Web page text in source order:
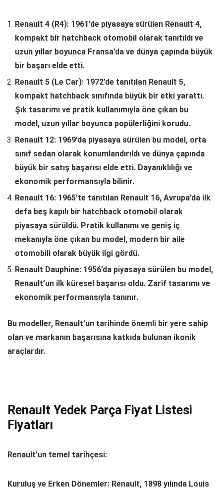
Renault 4 (R4): 1961’de piyasaya sürülen Renault 4,
kompakt bir hatchback otomobil olarak tanıtıldı ve
uzun yıllar boyunca Fransa’da ve dünya çapında büyük
bir başarı elde etti.
Renault 5 (Le Car): 1972’de tanıtılan Renault 5,
kompakt hatchback sınıfında büyük bir etki yarattı.
Şık tasarımı ve pratik kullanımıyla öne çıkan bu
model, uzun yıllar boyunca popülerliğini korudu.
Renault 12: 1969’da piyasaya sürülen bu model, orta
sınıf sedan olarak konumlandırıldı ve dünya çapında
büyük bir satış başarısı elde etti. Dayanıklılığı ve
ekonomik performansıyla bilinir.
Renault 16: 1965’te tanıtılan Renault 16, Avrupa’da ilk
defa beş kapılı bir hatchback otomobil olarak
piyasaya sürüldü. Pratik kullanımı ve geniş iç
mekanıyla öne çıkan bu model, modern bir aile
otomobili olarak büyük ilgi gördü.
Renault Dauphine: 1956’da piyasaya sürülen bu model,
Renault’un ilk küresel başarısı oldu. Zarif tasarımı ve
ekonomik performansıyla tanınır.
Bu modeller, Renault’un tarihinde önemli bir yere sahip
olan ve markanın başarısına katkıda bulunan ikonik
araçlardır.
Renault Yedek Parça Fiyat Listesi
Fiyatları
Renault’un temel tarihçesi:
Kuruluş ve Erken Dönemler: Renault, 1898 yılında Louis